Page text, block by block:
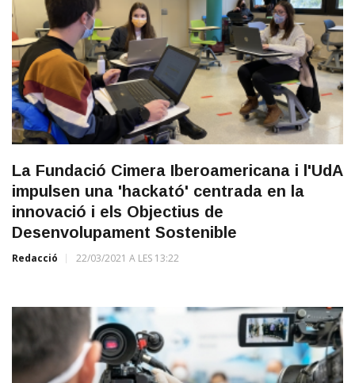
La Fundació Cimera Iberoamericana i l'UdA
impulsen una 'hackató' centrada en la
innovació i els Objectius de
Desenvolupament Sostenible
Redacció 22/03/2021 A LES 13:22